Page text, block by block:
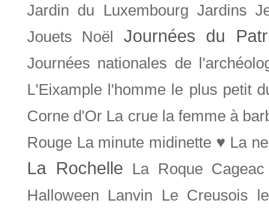
Jardin du Luxembourg Jardins
Jouets Noël
Journées du
Journées nationales de
L'Eixample l'homme le plus petit
Corne d'Or La crue la femme à
Rouge La minute midinette ♥ La
La Rochelle
La Roque Cageac
Halloween
Lanvin Le Creusois